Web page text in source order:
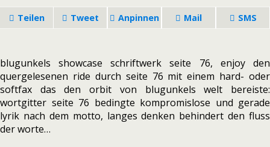
Teilen Tweet Anpinnen Mail SMS
blugunkels showcase schriftwerk seite 76, enjoy den
quergelesenen ride durch seite 76 mit einem hard- oder
softfax das den orbit von blugunkels welt bereiste:
wortgitter seite 76 bedingte kompromislose und gerade
lyrik nach dem motto, langes denken behindert den fluss
der worte…